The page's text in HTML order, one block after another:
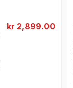
kr 2,899.00